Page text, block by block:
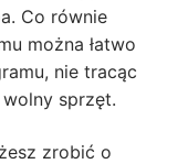
Co równie
można łatwo
nie tracąc
sprzęt.
zrobić o